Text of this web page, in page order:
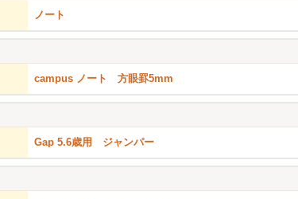
ノート
campus ノート 方眼罫5mm
Gap 5.6歳用 ジャンパー